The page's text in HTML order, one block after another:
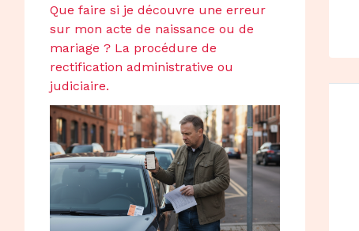
Que faire si je découvre une erreur
sur mon acte de naissance ou de
mariage ? La procédure de
rectification administrative ou
judiciaire.